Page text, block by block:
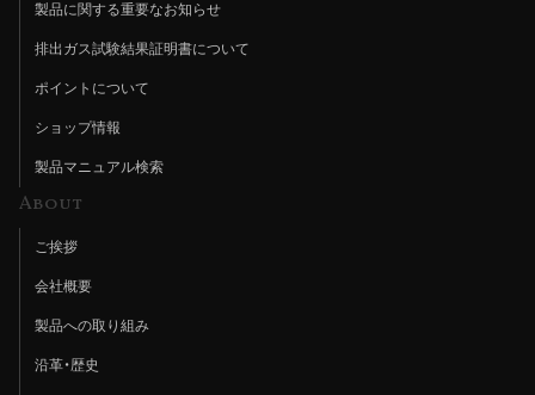
製品に関する重要なお知らせ
排出ガス試験結果証明書について
ポイントについて
ショップ情報
製品マニュアル検索
About
ご挨拶
会社概要
製品への取り組み
沿革・歴史